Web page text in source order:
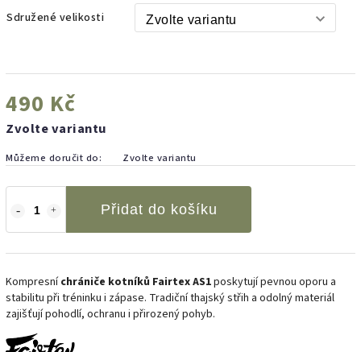
Sdružené velikosti
490 Kč
Zvolte variantu
Můžeme doručit do: Zvolte variantu
Přidat do košíku
Kompresníchrániče kotníků Fairtex AS1poskytují pevnou oporu a
stabilitu při tréninku i zápase. Tradiční thajský střih a odolný materiál
zajišťují pohodlí, ochranu i přirozený pohyb.